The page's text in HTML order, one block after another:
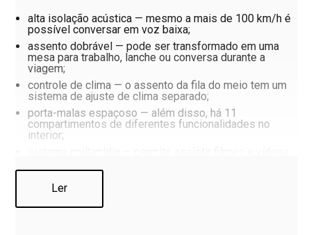
alta isolação acústica — mesmo a mais de 100 km/h é
possível conversar em voz baixa;
assento dobrável — pode ser transformado em uma
mesa para trabalho, lanche ou conversa durante a
viagem;
controle de clima — o assento da fila do meio tem um
sistema de ajuste de clima separado;
porta-malas espaçoso — além disso, há 11
compartimentos de diferentes funcionalidades no
interior;
Ler